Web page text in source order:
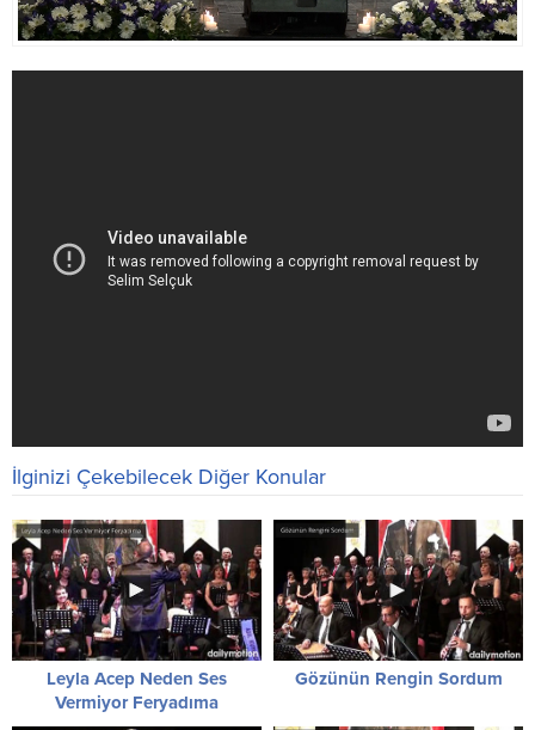
İlginizi Çekebilecek Diğer Konular
Leyla Acep Neden Ses
Vermiyor Feryadıma
Gözünün Rengin Sordum